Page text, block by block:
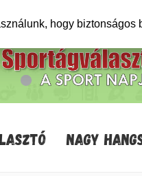
NAGY
hogy